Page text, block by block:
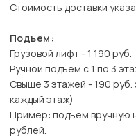
Стоимость доставки
Подъем:
Грузовой лифт - 1 190 руб.
Ручной подъем с 1 по 3
Свыше 3 этажей - 190 руб.
каждый этаж)
Пример: подъем вручную
рублей.